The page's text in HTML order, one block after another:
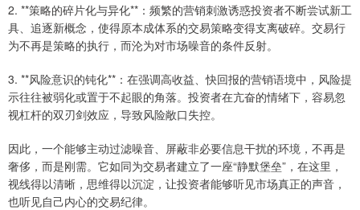
2. **策略的碎片化与异化**：频繁的营销刺激诱惑投资者不断尝试新工
具、追逐新概念，使得原本成体系的交易策略变得支离破碎。交易行
为不再是策略的执行，而沦为对市场噪音的条件反射。
3. **风险意识的钝化**：在强调高收益、快回报的营销语境中，风险提
示往往被弱化或置于不起眼的角落。投资者在亢奋的情绪下，容易忽
视杠杆的双刃剑效应，导致风险敞口失控。
因此，一个能够主动过滤噪音、屏蔽非必要信息干扰的环境，不再是
奢侈，而是刚需。它如同为交易者建立了一座“静默堡垒”，在这里，
视线得以清晰，思维得以沉淀，让投资者能够听见市场真正的声音，
也听见自己内心的交易纪律。